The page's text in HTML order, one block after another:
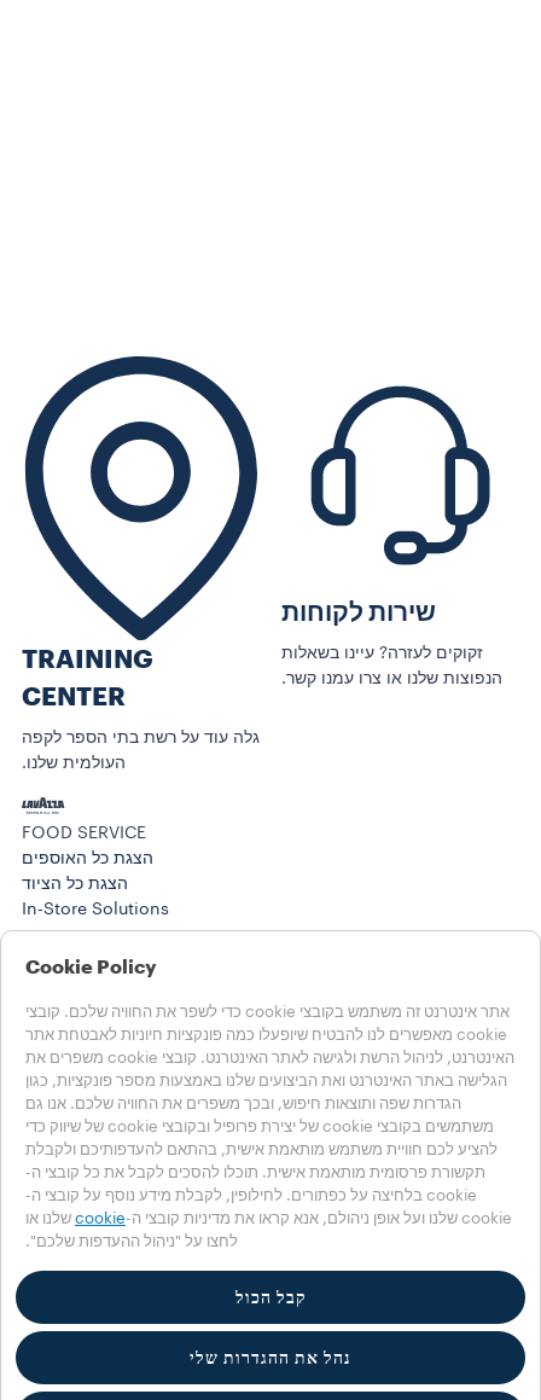
שירות לקוחות
זקוקים לעזרה? עיינו בשאלות
הנפוצות שלנו או צרו עמנו קשר.
TRAINING
CENTER
גלה עוד על רשת בתי הספר לקפה
העולמית שלנו.
FOOD SERVICE
הצגת כל האוספים
הצגת כל הציוד
In-Store Solutions
סיפורים
Training Center
סיפורים
מוצרים
עזרה
שאלות נפוצות
יצירת קשר
בחרו את המדינה שלכם
ישראל
ישראל
מדינות אחרות
מדיניות הפרטיות
‎© 2025 LUIGI LAVAZZA SPA, כל הזכויות שמורות – מספר עוסק
Cookie Policy
אתר אינטרנט זה משתמש בקובצי cookie כדי לשפר את החוויה שלכם. קובצי
cookie מאפשרים לנו להבטיח שיופעלו כמה פונקציות חיוניות לאבטחת אתר
האינטרנט, לניהול הרשת ולגישה לאתר האינטרנט. קובצי cookie משפרים את
הגלישה באתר האינטרנט ואת הביצועים שלנו באמצעות מספר פונקציות, כגון
הגדרות שפה ותוצאות חיפוש, ובכך משפרים את החוויה שלכם. אנו גם
משתמשים בקובצי cookie של יצירת פרופיל ובקובצי cookie של שיווק כדי
להציע לכם חוויית משתמש מותאמת אישית, בהתאם להעדפותיכם ולקבלת
תקשורת פרסומית מותאמת אישית. תוכלו להסכים לקבל את כל קובצי ה-
cookie בלחיצה על כפתורים. לחילופין, לקבלת מידע נוסף על קובצי ה-
cookie שלנו ועל אופן ניהולם, אנא קראו את מדיניות קובצי ה-
cookie שלנו או
לחצו על "ניהול ההעדפות שלכם".
קבל הכול
נהל את ההגדרות שלי